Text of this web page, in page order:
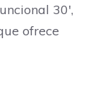
30′,
ofrece